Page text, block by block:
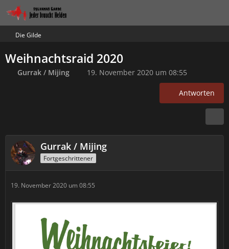
Die Gilde
Weihnachtsraid 2020
Gurrak / Mijing 19. November 2020 um 08:55
Antworten
Gurrak / Mijing
Fortgeschrittener
19. November 2020 um 08:55